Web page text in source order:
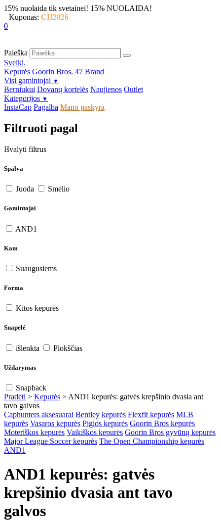
15% nuolaida tik svetainei! 15% NUOLAIDA!
Kuponas: CH2026
0
Paieška
Sveiki.
Kepurės Goorin Bros. 47 Brand
Visi gamintojai ▼
Berniukui Dovanų kortelės Naujienos Outlet
Kategorijos ▼
InstaCap Pagalba Mano paskyra
Filtruoti pagal
Išvalyti filtrus
Spalva
Juoda Smėlio
Gamintojai
AND1
Kam
Suaugusiems
Forma
Kitos kepurės
Snapelė
išlenkta Plokščias
Uždarymas
Snapback
Pradėti > Kepurės > AND1 kepurės: gatvės krepšinio dvasia ant
tavo galvos
Caphunters aksesuarai Bentley kepurės Flexfit kepurės MLB
kepurės Vasaros kepurės Pigios kepurės Goorin Bros kepurės
Moteriškos kepurės Vaikiškos kepurės Goorin Bros gyvūnų kepurės
Major League Soccer kepurės The Open Championship kepurės
AND1
AND1 kepurės: gatvės
krepšinio dvasia ant tavo
galvos